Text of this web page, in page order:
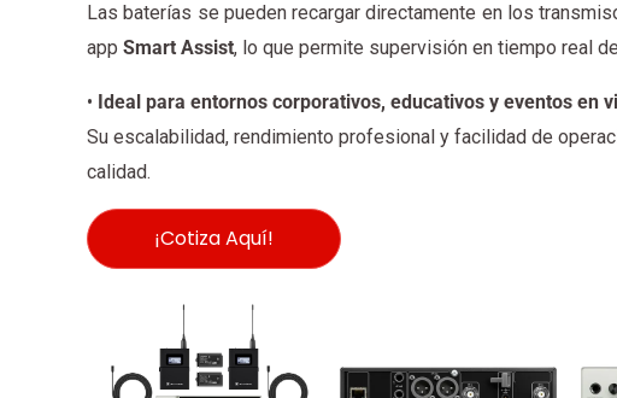
Las baterías se pueden recargar directamente en los
app Smart Assist, lo que permite supervisión en tiempo real
• Ideal para entornos corporativos, educativos y eventos en
Su escalabilidad, rendimiento profesional y facilidad de
calidad.
¡Cotiza Aquí!